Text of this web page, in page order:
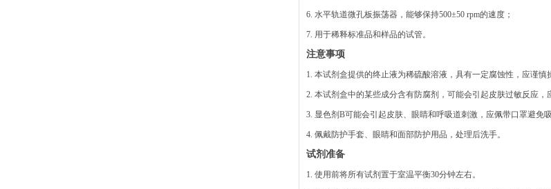
6. 水平轨道微孔板振荡器，能够保持500±50 rpm的速度；
7. 用于稀释标准品和样品的试管。
注意事项
1. 本试剂盒提供的终止液为稀硫酸溶液，具有一定腐蚀性，应谨慎
2. 本试剂盒中的某些成分含有防腐剂，可能会引起皮肤过敏反应，
3. 显色剂B可能会引起皮肤、眼睛和呼吸道刺激，应佩带口罩避免吸
4. 佩戴防护手套、眼睛和面部防护用品，处理后洗手。
试剂准备
1. 使用前将所有试剂置于室温平衡30分钟左右。